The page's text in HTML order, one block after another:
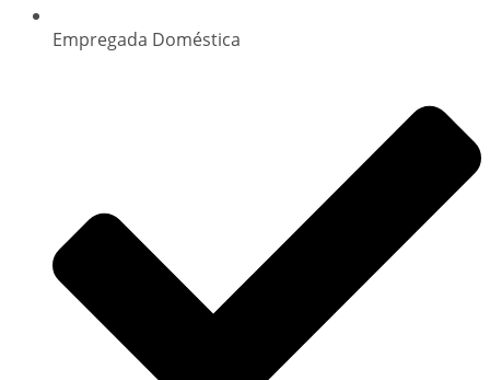
Empregada Doméstica